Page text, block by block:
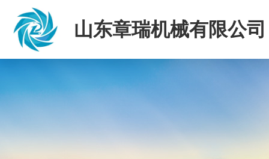
山东章瑞机械有限公司